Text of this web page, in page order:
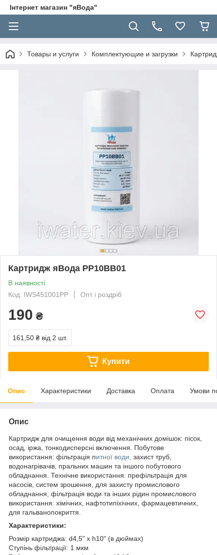
Інтернет магазин "яВода"
Товары и услуги Комплектующие и загрузки
Картридж яВода PP10BB01
В наявності
Код: IWS451001PP
Опт і роздріб
190 ₴
161,50 ₴ від 2 шт.
Купити
Опис Характеристики Доставка Оплата Умови
Опис
Картридж для очищення води від механічних домішок: пісок,
осад, іржа, тонкодисперсні включення. Побутове
використання: фільтрація питної води, захист труб,
водонагрівачів, пральних машин та іншого побутового
обладнання. Технічне використання: префільтрація для
насосів, систем зрошення, для захисту промислового
обладнання; фільтрація води та інших рідин промислового
використання: хімічних, нафтотипіхічних, фармацевтичних,
для гальванопокриття.
Характеристики:
Розмір картриджа: d4,5" x h10" (в дюймах)
Ступінь фільтрації: 1 мкм